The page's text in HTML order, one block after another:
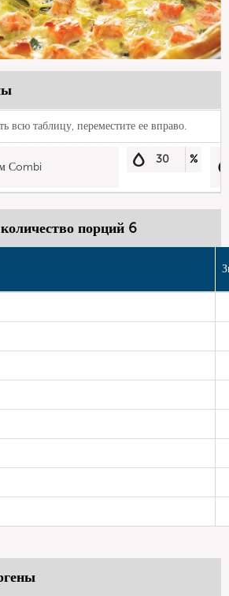
всю таблицу, переместите ее вправо.
Сombi
30 %
порций 6